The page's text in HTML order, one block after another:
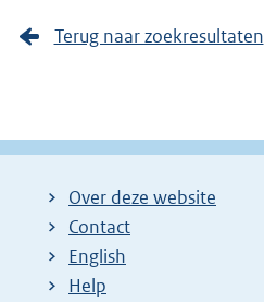
Terug naar zoekresultaten
Over deze website
Contact
English
Help